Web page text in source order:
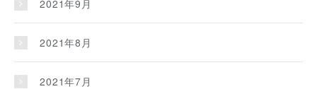
2021年9月
2021年8月
2021年7月